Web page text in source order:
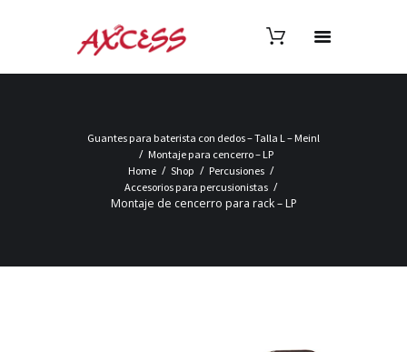
Guantes para baterista con dedos – Talla L – Meinl
Montaje para cencerro – LP
Home
Shop
Percusiones
Accesorios para percusionistas
Montaje de cencerro para rack – LP